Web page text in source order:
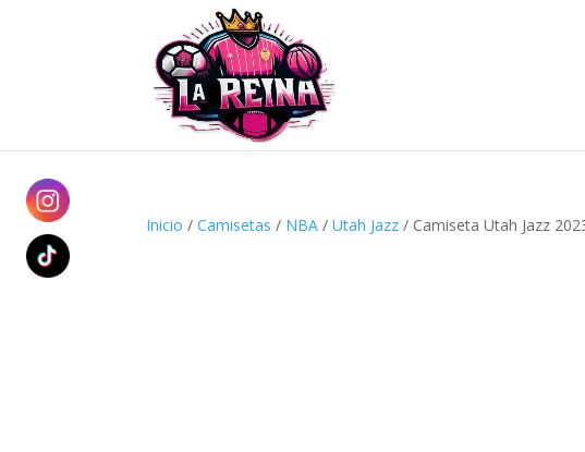
Inicio /Camisetas / NBA /Utah Jazz / Camiseta Utah Jazz